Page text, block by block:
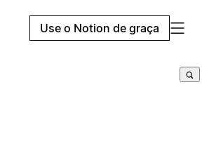
Use o Notion de graça